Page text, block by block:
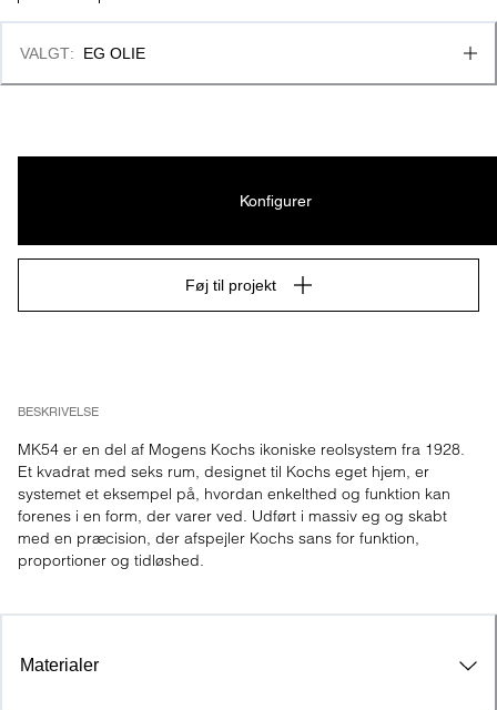
BESKRIVELSE
MK54 er en del af Mogens Kochs ikoniske reolsystem fra 1928.
Et kvadrat med seks rum, designet til Kochs eget hjem, er
systemet et eksempel på, hvordan enkelthed og funktion kan
forenes i en form, der varer ved. Udført i massiv eg og skabt
med en præcision, der afspejler Kochs sans for funktion,
proportioner og tidløshed.
VALGT: EG OLIE
Konfigurer
Føj til projekt
Materialer